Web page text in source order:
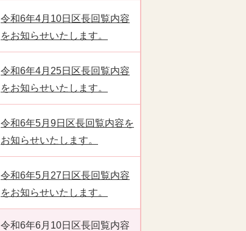
令和6年4月10日区長回覧内容
をお知らせいたします。
令和6年4月25日区長回覧内容
をお知らせいたします。
令和6年5月9日区長回覧内容を
お知らせいたします。
令和6年5月27日区長回覧内容
をお知らせいたします。
令和6年6月10日区長回覧内容